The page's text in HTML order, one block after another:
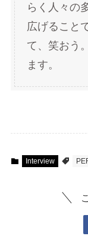
らく人々の
広げること
て、笑おう
ます。
Interview